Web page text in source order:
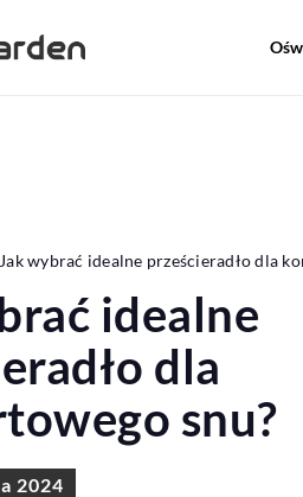
Jak wybrać idealne prześcieradło dla
idealne
dla
snu?
2024